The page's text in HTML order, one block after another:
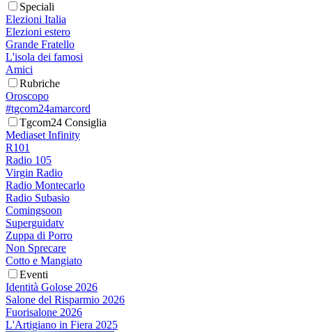
Speciali
Elezioni Italia
Elezioni estero
Grande Fratello
L'isola dei famosi
Amici
Rubriche
Oroscopo
#tgcom24amarcord
Tgcom24 Consiglia
Mediaset Infinity
R101
Radio 105
Virgin Radio
Radio Montecarlo
Radio Subasio
Comingsoon
Superguidatv
Zuppa di Porro
Non Sprecare
Cotto e Mangiato
Eventi
Identità Golose 2026
Salone del Risparmio 2026
Fuorisalone 2026
L'Artigiano in Fiera 2025